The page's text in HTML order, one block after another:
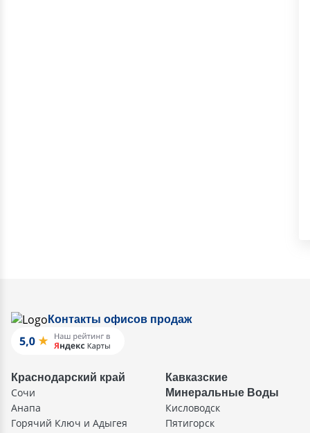
Контакты офисов продаж
Краснодарский край
Сочи
Анапа
Горячий Ключ и Адыгея
Кавказские
Минеральные Воды
Кисловодск
Пятигорск